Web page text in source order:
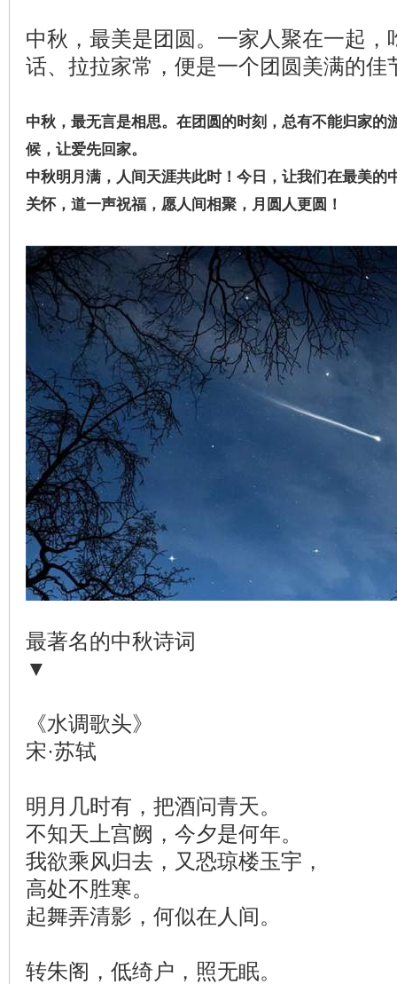
中秋，最美是团圆。一家人聚在一起
话、拉拉家常，便是一个团圆美满的佳
中秋，最无言是相思。在团圆的时刻，总有不能归家的
候，让爱先回家。
中秋明月满，人间天涯共此时！今日，让我们在最美的
关怀，道一声祝福，愿人间相聚，月圆人更圆！
最著名的中秋诗词
▼
《水调歌头》
宋·苏轼
明月几时有，把酒问青天。
不知天上宫阙，今夕是何年。
我欲乘风归去，又恐琼楼玉宇，
高处不胜寒。
起舞弄清影，何似在人间。
转朱阁，低绮户，照无眠。